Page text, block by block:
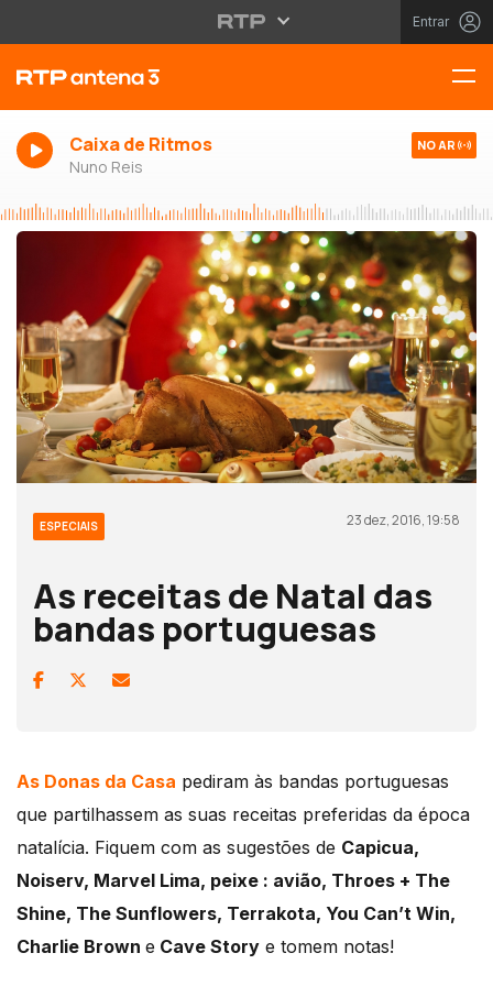
Entrar
Caixa de Ritmos
Nuno Reis
NO AR
ESPECIAIS 23 dez, 2016, 19:58
As receitas de Natal das
bandas portuguesas
As Donas da Casa pediram às bandas portuguesas
que partilhassem as suas receitas preferidas da época
natalícia. Fiquem com as sugestões de Capicua,
Noiserv, Marvel Lima, peixe : avião, Throes + The
Shine, The Sunflowers, Terrakota, You Can’t Win,
Charlie Brown e Cave Story e tomem notas!